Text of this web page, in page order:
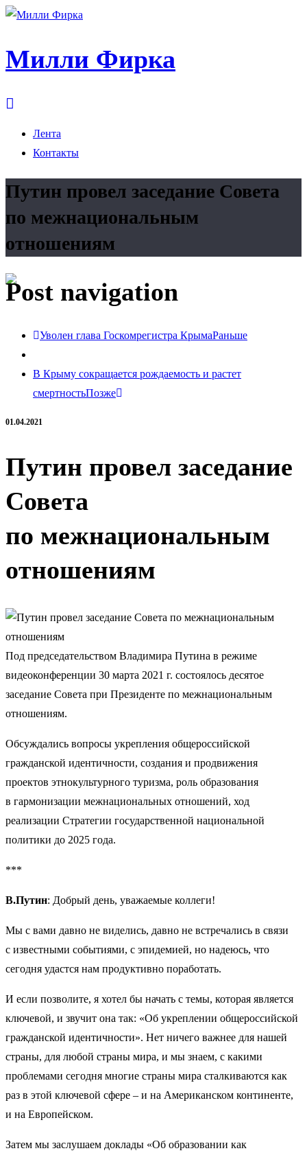
Милли Фирка
Лента
Контакты
Путин провел заседание Совета
по межнациональным
отношениям
Post navigation
Уволен глава Госкомрегистра КрымаРаньше
В Крыму сокращается рождаемость и растет
смертностьПозже
01.04.2021
Путин провел заседание
Совета
по межнациональным
отношениям
Под председательством Владимира Путина в режиме
видеоконференции 30 марта 2021 г. состоялось десятое
заседание Совета при Президенте по межнациональным
отношениям.
Обсуждались вопросы укрепления общероссийской
гражданской идентичности, создания и продвижения
проектов этнокультурного туризма, роль образования
в гармонизации межнациональных отношений, ход
реализации Стратегии государственной национальной
политики до 2025 года.
***
В.Путин: Добрый день, уважаемые коллеги!
Мы с вами давно не виделись, давно не встречались в связи
с известными событиями, с эпидемией, но надеюсь, что
сегодня удастся нам продуктивно поработать.
И если позволите, я хотел бы начать с темы, которая является
ключевой, и звучит она так: «Об укреплении общероссийской
гражданской идентичности». Нет ничего важнее для нашей
страны, для любой страны мира, и мы знаем, с какими
проблемами сегодня многие страны мира сталкиваются как
раз в этой ключевой сфере – и на Американском континенте,
и на Европейском.
Затем мы заслушаем доклады «Об образовании как